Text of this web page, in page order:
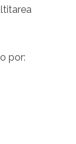
por: